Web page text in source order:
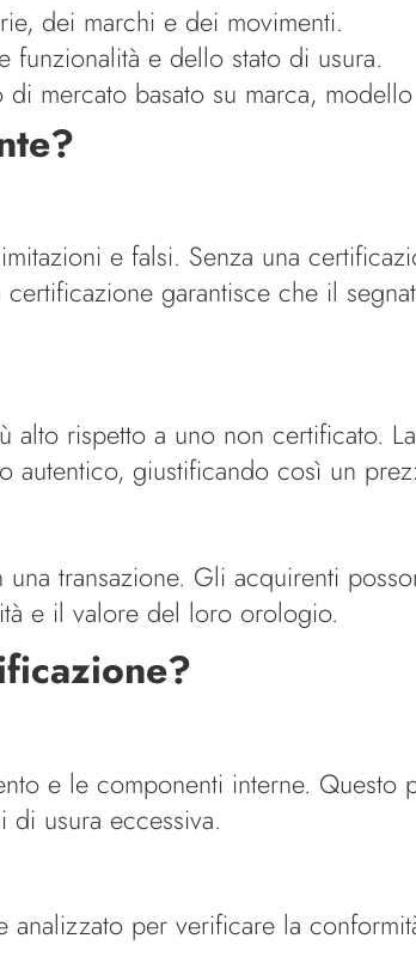
dei marchi e dei movimenti.
funzionalità e dello stato di usura.
mercato basato su marca,
e falsi. Senza una
garantisce che il
rispetto a uno non certificato.
autentico, giustificando così un
transazione. Gli acquirenti
e il valore del loro orologio.
e le componenti interne. Questo
di usura eccessiva.
per verificare la